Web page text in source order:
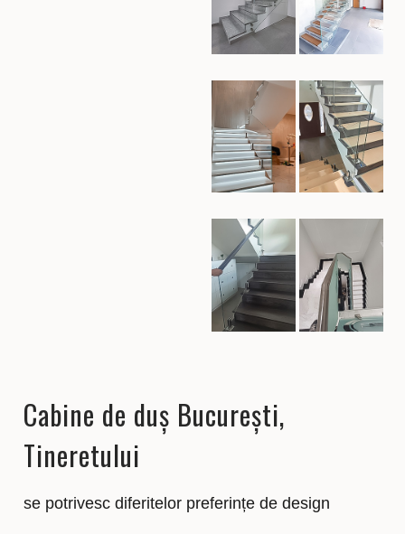
Cabine de duș București,
Tineretului
se potrivesc diferitelor preferințe de design